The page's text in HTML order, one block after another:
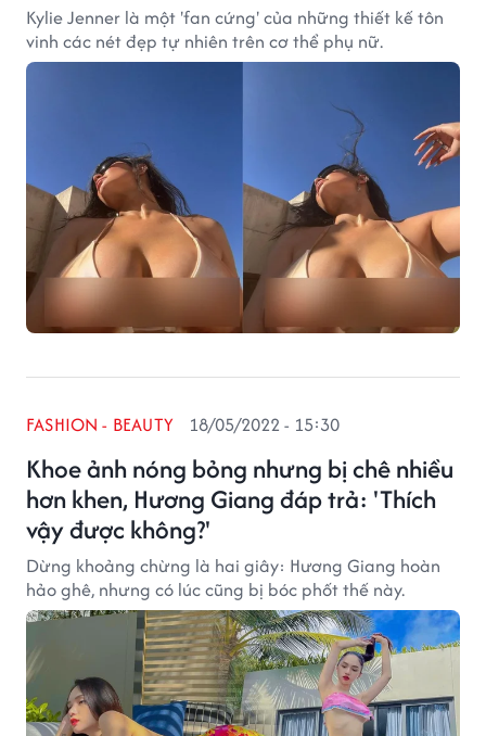
Kylie Jenner là một 'fan cứng' của những thiết kế tôn
vinh các nét đẹp tự nhiên trên cơ thể phụ nữ.
Khoe ảnh nóng bỏng nhưng bị chê nhiều
hơn khen, Hương Giang đáp trả: 'Thích
vậy được không?'
FASHION - BEAUTY 18/05/2022 - 15:30
Dừng khoảng chừng là hai giây: Hương Giang hoàn
hảo ghê, nhưng có lúc cũng bị bóc phốt thế này.